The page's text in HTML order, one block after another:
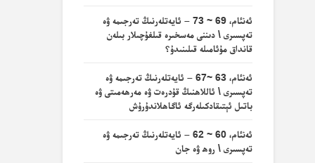
ئەنئام، 69 ~ 73 – ئايەتلەرنىڭ تەرجىمە ۋە
تەپسىرى \ دىننى مەسخىرە قىلغۇچىلار بىلەن
قانداق مۇئامىلە قىلىنىدۇ؟
ئەنئام، 63 ~67 – ئايەتلەرنىڭ تەرجىمە ۋە
تەپسىرى \ ئاللاھنىڭ قۇدرەت ۋە مەرھەمىتى ۋە
باتىل ئېتىقادكىلەرگە ئاگاھلاندۇرۇش
ئەنئام، 60 ~ 62 – ئايەتلەرنىڭ تەرجىمە ۋە
تەپسىرى \ روھ ۋە جان